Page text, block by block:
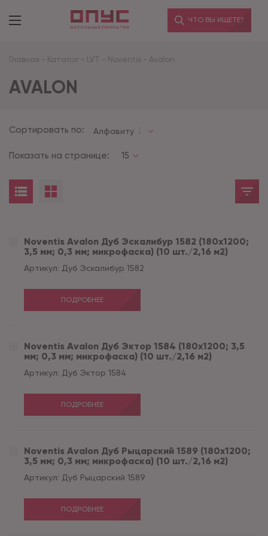
ЧТО ВЫ ИЩЕТЕ?
Главная - Каталог - LVT - Noventis - Avalon
AVALON
Сортировать по: Алфавиту
Показать на странице: 15
Noventis Avalon Дуб Эскалибур 1582 (180x1200;
3,5 мм; 0,3 мм; микрофаска) (10 шт./2,16 м2)
Артикул: Дуб Эскалибур 1582
ПОДРОБНЕЕ
Noventis Avalon Дуб Эктор 1584 (180x1200; 3,5
мм; 0,3 мм; микрофаска) (10 шт./2,16 м2)
Артикул: Дуб Эктор 1584
ПОДРОБНЕЕ
Noventis Avalon Дуб Рыцарский 1589 (180x1200;
3,5 мм; 0,3 мм; микрофаска) (10 шт./2,16 м2)
Артикул: Дуб Рыцарский 1589
ПОДРОБНЕЕ